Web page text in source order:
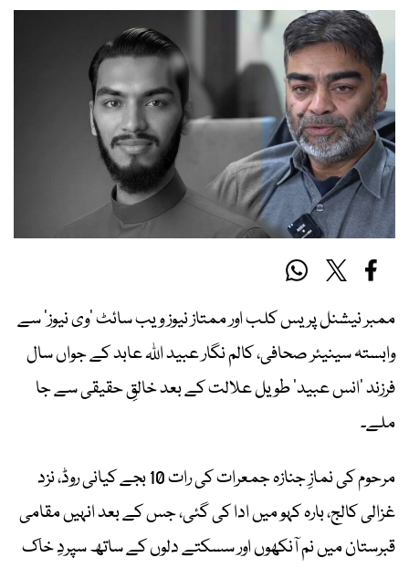
ممبر نیشنل پریس کلب اور ممتاز نیوز ویب سائٹ ’وی نیوز‘ سے
وابستہ سینیئر صحافی، کالم نگار عبید اللہ عابد کے جواں سال
فرزند ’انس عبید‘ طویل علالت کے بعد خالقِ حقیقی سے جا
ملے۔
مرحوم کی نمازِ جنازہ جمعرات کی رات 10 بجے کیانی روڈ، نزد
غزالی کالج، بارہ کہو میں ادا کی گئی، جس کے بعد انہیں مقامی
قبرستان میں نم آنکھوں اور سسکتے دلوں کے ساتھ سپردِ خاک